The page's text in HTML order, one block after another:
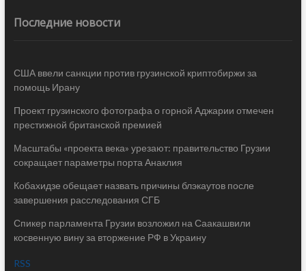
Последние новости
США ввели санкции против грузинской криптобиржи за
помощь Ирану
Проект грузинского фотографа о горной Аджарии отмечен
престижной британской премией
Масштабы «проекта века» урезают: правительство Грузии
сокращает параметры порта Анаклия
Кобахидзе обещает назвать причины блэкаутов после
завершения расследования СГБ
Спикер парламента Грузии возложил на Саакашвили
косвенную вину за вторжение РФ в Украину
RSS